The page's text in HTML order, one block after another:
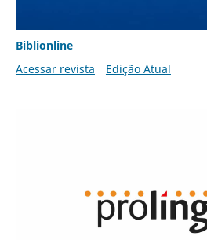
Biblionline
Acessar revista
Edição Atual